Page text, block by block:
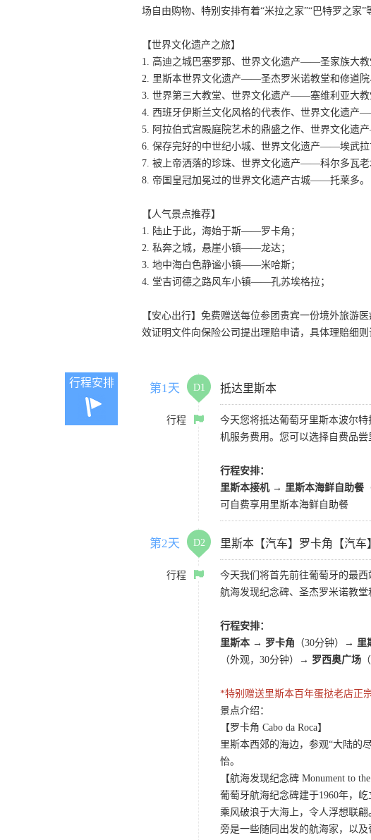
场自由购物、特别安排有着“米拉之家”“巴特罗之家
【世界文化遗产之旅】
1. 高迪之城巴塞罗那、世界文化遗产——圣家族大教
2. 里斯本世界文化遗产——圣杰罗米诺教堂和修道院
3. 世界第三大教堂、世界文化遗产——塞维利亚大教
4. 西班牙伊斯兰文化风格的代表作、世界文化遗产
5. 阿拉伯式宫殿庭院艺术的鼎盛之作、世界文化遗
6. 保存完好的中世纪小城、世界文化遗产——埃武拉
7. 被上帝洒落的珍珠、世界文化遗产——科尔多瓦老
8. 帝国皇冠加冕过的世界文化遗产古城——托莱多。
【人气景点推荐】
1. 陆止于此，海始于斯——罗卡角；
2. 私奔之城，悬崖小镇——龙达；
3. 地中海白色静谧小镇——米哈斯；
4. 堂吉诃德之路风车小镇——孔苏埃格拉；
【安心出行】免费赠送每位参团贵宾一份境外旅游
效证明文件向保险公司提出理赔申请，具体理赔细
行程安排 第1天 D1 抵达里斯本
行程
今天您将抵达葡萄牙里斯本波尔
机服务费用。您可以选择自费品
行程安排：
里斯本接机 → 里斯本海鲜自助餐
可自费享用里斯本海鲜自助餐
第2天 D2 里斯本【汽车】罗卡角【汽
行程
今天我们将首先前往葡萄牙的最
航海发现纪念碑、圣杰罗米诺教
行程安排：
里斯本 → 罗卡角 （30分钟） → 里
（外观，30分钟）
→ 罗西奥广场
*特别赠送里斯本百年蛋挞老店正
景点介绍：
【罗卡角 Cabo da Roca】
里斯本西郊的海边，参观“大陆的
怡。
【航海发现纪念碑 Monument to the
葡萄牙航海纪念碑建于1960年，
乘风破浪于大海上，令人浮想联
旁是一些随同出发的航海家，以